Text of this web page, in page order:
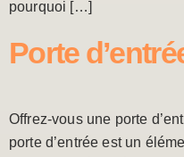
pourquoi […]
Porte
Offrez-vous une porte
porte d’entrée est un